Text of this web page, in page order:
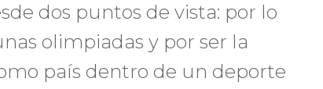
dos puntos de vista: por lo
olimpiadas y por ser la
país dentro de un deporte